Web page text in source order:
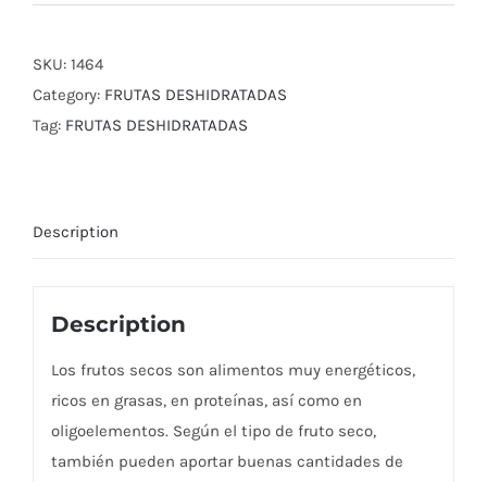
SKU: 1464
Category: FRUTAS DESHIDRATADAS
Tag: FRUTAS DESHIDRATADAS
Description
Description
Los frutos secos son alimentos muy energéticos,
ricos en grasas, en proteínas, así como en
oligoelementos. Según el tipo de fruto seco,
también pueden aportar buenas cantidades de